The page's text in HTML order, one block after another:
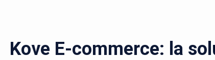
Kove E-commerce: la